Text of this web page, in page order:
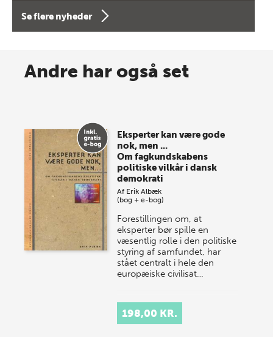
forfatterne bag vores nyes…
Spar op til 70% til sommer-
store sommer-lagersalg, så sæt kryds i kalenderen
onsdag den 10. j…
Se flere nyheder
Andre har også set
Eksperter kan være gode
nok, men ...
Om fagkundskabens
politiske vilkår i dansk
demokrati
Af Erik Albæk
(bog + e-bog)
Forestillingen om, at
eksperter bør spille en
væsentlig rolle i den politiske
styring af samfundet, har
stået centralt i hele den
europæiske civilisat…
198,00 KR.